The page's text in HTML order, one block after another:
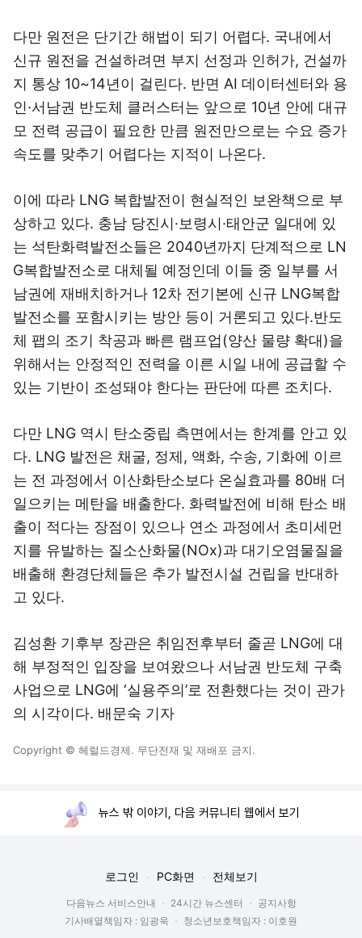
다만 원전은 단기간 해법이 되기 어렵다. 국내에서
신규 원전을 건설하려면 부지 선정과 인허가, 건설까
지 통상 10~14년이 걸린다. 반면 AI 데이터센터와 용
인·서남권 반도체 클러스터는 앞으로 10년 안에 대규
모 전력 공급이 필요한 만큼 원전만으로는 수요 증가
속도를 맞추기 어렵다는 지적이 나온다.
이에 따라 LNG 복합발전이 현실적인 보완책으로 부
상하고 있다. 충남 당진시·보령시·태안군 일대에 있
는 석탄화력발전소들은 2040년까지 단계적으로 LN
G복합발전소로 대체될 예정인데 이들 중 일부를 서
남권에 재배치하거나 12차 전기본에 신규 LNG복합
발전소를 포함시키는 방안 등이 거론되고 있다.반도
체 팹의 조기 착공과 빠른 램프업(양산 물량 확대)을
위해서는 안정적인 전력을 이른 시일 내에 공급할 수
있는 기반이 조성돼야 한다는 판단에 따른 조치다.
다만 LNG 역시 탄소중립 측면에서는 한계를 안고 있
다. LNG 발전은 채굴, 정제, 액화, 수송, 기화에 이르
는 전 과정에서 이산화탄소보다 온실효과를 80배 더
일으키는 메탄을 배출한다. 화력발전에 비해 탄소 배
출이 적다는 장점이 있으나 연소 과정에서 초미세먼
지를 유발하는 질소산화물(NOx)과 대기오염물질을
배출해 환경단체들은 추가 발전시설 건립을 반대하
고 있다.
김성환 기후부 장관은 취임전후부터 줄곧 LNG에 대
해 부정적인 입장을 보여왔으나 서남권 반도체 구축
사업으로 LNG에 ‘실용주의’로 전환했다는 것이 관가
의 시각이다. 배문숙 기자
Copyright © 헤럴드경제. 무단전재 및 재배포 금지.
뉴스 밖 이야기, 다음 커뮤니티 웹에서 보기
로그인 PC화면 전체보기
다음뉴스 서비스안내 24시간 뉴스센터
공지사항
기사배열책임자 : 임광욱
청소년보호책임자 : 이호원